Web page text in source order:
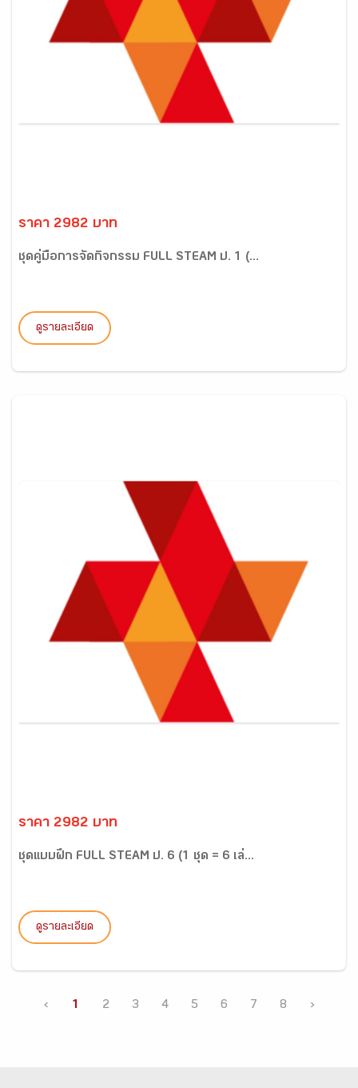
ราคา 2982 บาท
ชุดคู่มือการจัดกิจกรรม FULL STEAM ป. 1 (...
ดูรายละเอียด
ราคา 2982 บาท
ชุดแบบฝึก FULL STEAM ป. 6 (1 ชุด = 6 เล่...
ดูรายละเอียด
‹ 1 2 3 4 5 6 7 8 ›